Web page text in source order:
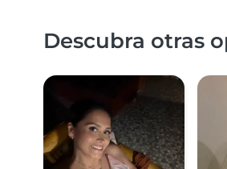
Descubra otras